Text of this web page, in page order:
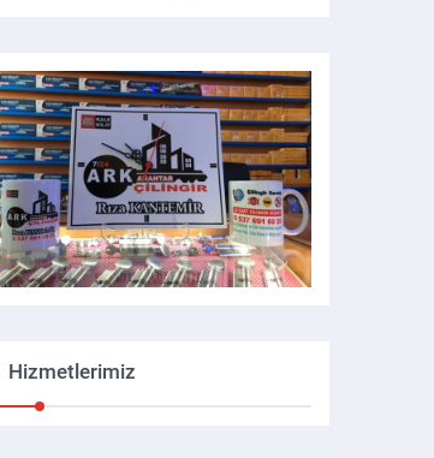
Hizmetlerimiz